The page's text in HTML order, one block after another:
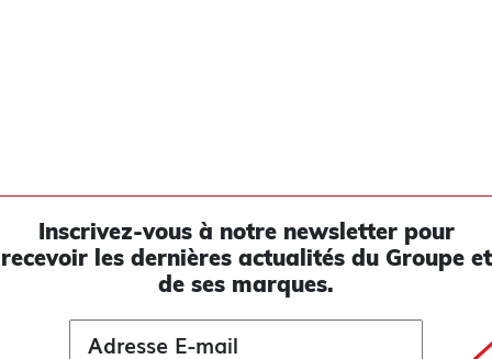
Inscrivez-vous à notre newsletter pour
recevoir les dernières actualités du Groupe et
de ses marques.